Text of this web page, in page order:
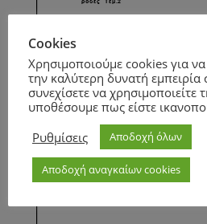
Cookies
Χρησιμοποιούμε cookies για
την καλύτερη δυνατή εμπειρία
συνεχίσετε να χρησιμοποιείτε
υποθέσουμε πως είστε
Ρυθμίσεις
Αποδοχή όλων
Αποδοχή αναγκαίων cookies